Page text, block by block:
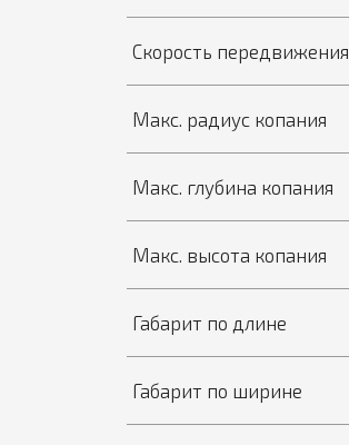
Скорость передвижения
Макс. радиус копания
Макс. глубина копания
Макс. высота копания
Габарит по длине
Габарит по ширине